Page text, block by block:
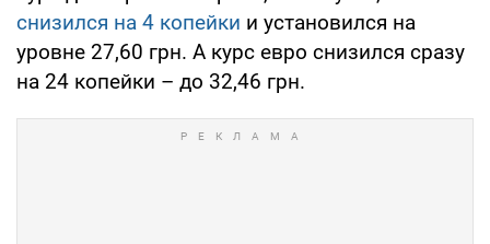
снизился на 4 копейки и установился на
уровне 27,60 грн. А курс евро снизился сразу
на 24 копейки – до 32,46 грн.